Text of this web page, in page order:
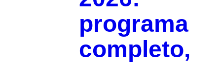
programa
completo,